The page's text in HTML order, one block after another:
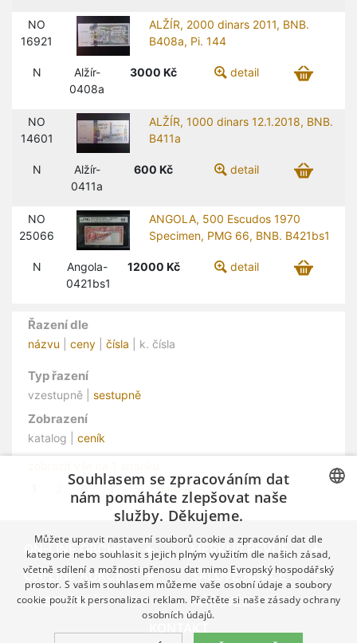
NO
16921
ALŽÍR, 2000 dinars 2011, BNB.
B408a, Pi. 144
N
Alžír-
0408a
3000 Kč detail
NO
14601
ALŽÍR, 1000 dinars 12.1.2018, BNB.
B411a
N
Alžír-
0411a
600 Kč detail
NO
25066
ANGOLA, 500 Escudos 1970
Specimen, PMG 66, BNB. B421bs1
N
Angola-
0421bs1
12000 Kč detail
Řazení dle
názvu ceny čísla | k. čísla
Typ řazení
vzestupně | sestupně
Zobrazení
katalog | ceník
3 4 5 další »
ON-LINE OBCHOD
MERKUR REVUE
ON-LINE AUKCE
SÁLOVÉ AUKCE
KE STAŽENÍ
NÁPOVĚDA
GERMAN
ENGLISH
Souhlasem se zpracováním dat
nám pomáháte zlepšovat naše
služby. Děkujeme.
Můžete upravit nastavení souborů cookie a zpracování dat dle
kategorie nebo souhlasit s jejich plným využitím dle našich zásad,
včetně sdílení a možnosti přenosu dat mimo Evropský hospodářský
prostor. S vašim souhlasem můžeme vaše osobní údaje a soubory
cookie použít k personalizaci reklam. Přečtěte si naše zásady ochrany
osobních údajů.